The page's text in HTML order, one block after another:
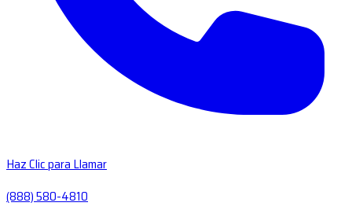
Haz Clic para Llamar
(888) 580-4810